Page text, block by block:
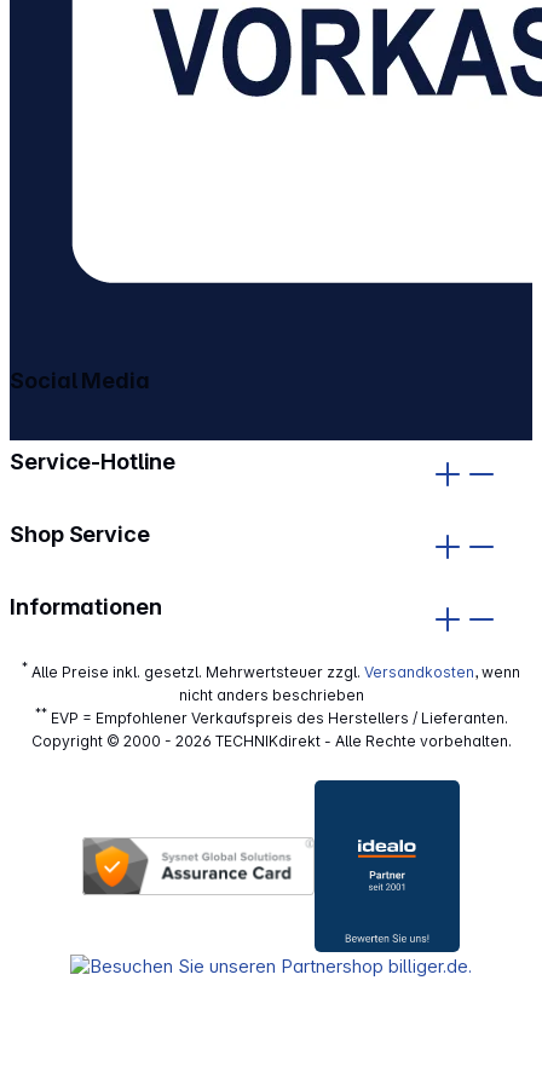
Service-Hotline
Shop Service
Informationen
Social Media
* Alle Preise inkl. gesetzl. Mehrwertsteuer zzgl. Versandkosten, wenn
nicht anders beschrieben
**EVP = Empfohlener Verkaufspreis des Herstellers / Lieferanten.
Copyright © 2000 - 2026 TECHNIKdirekt - Alle Rechte vorbehalten.